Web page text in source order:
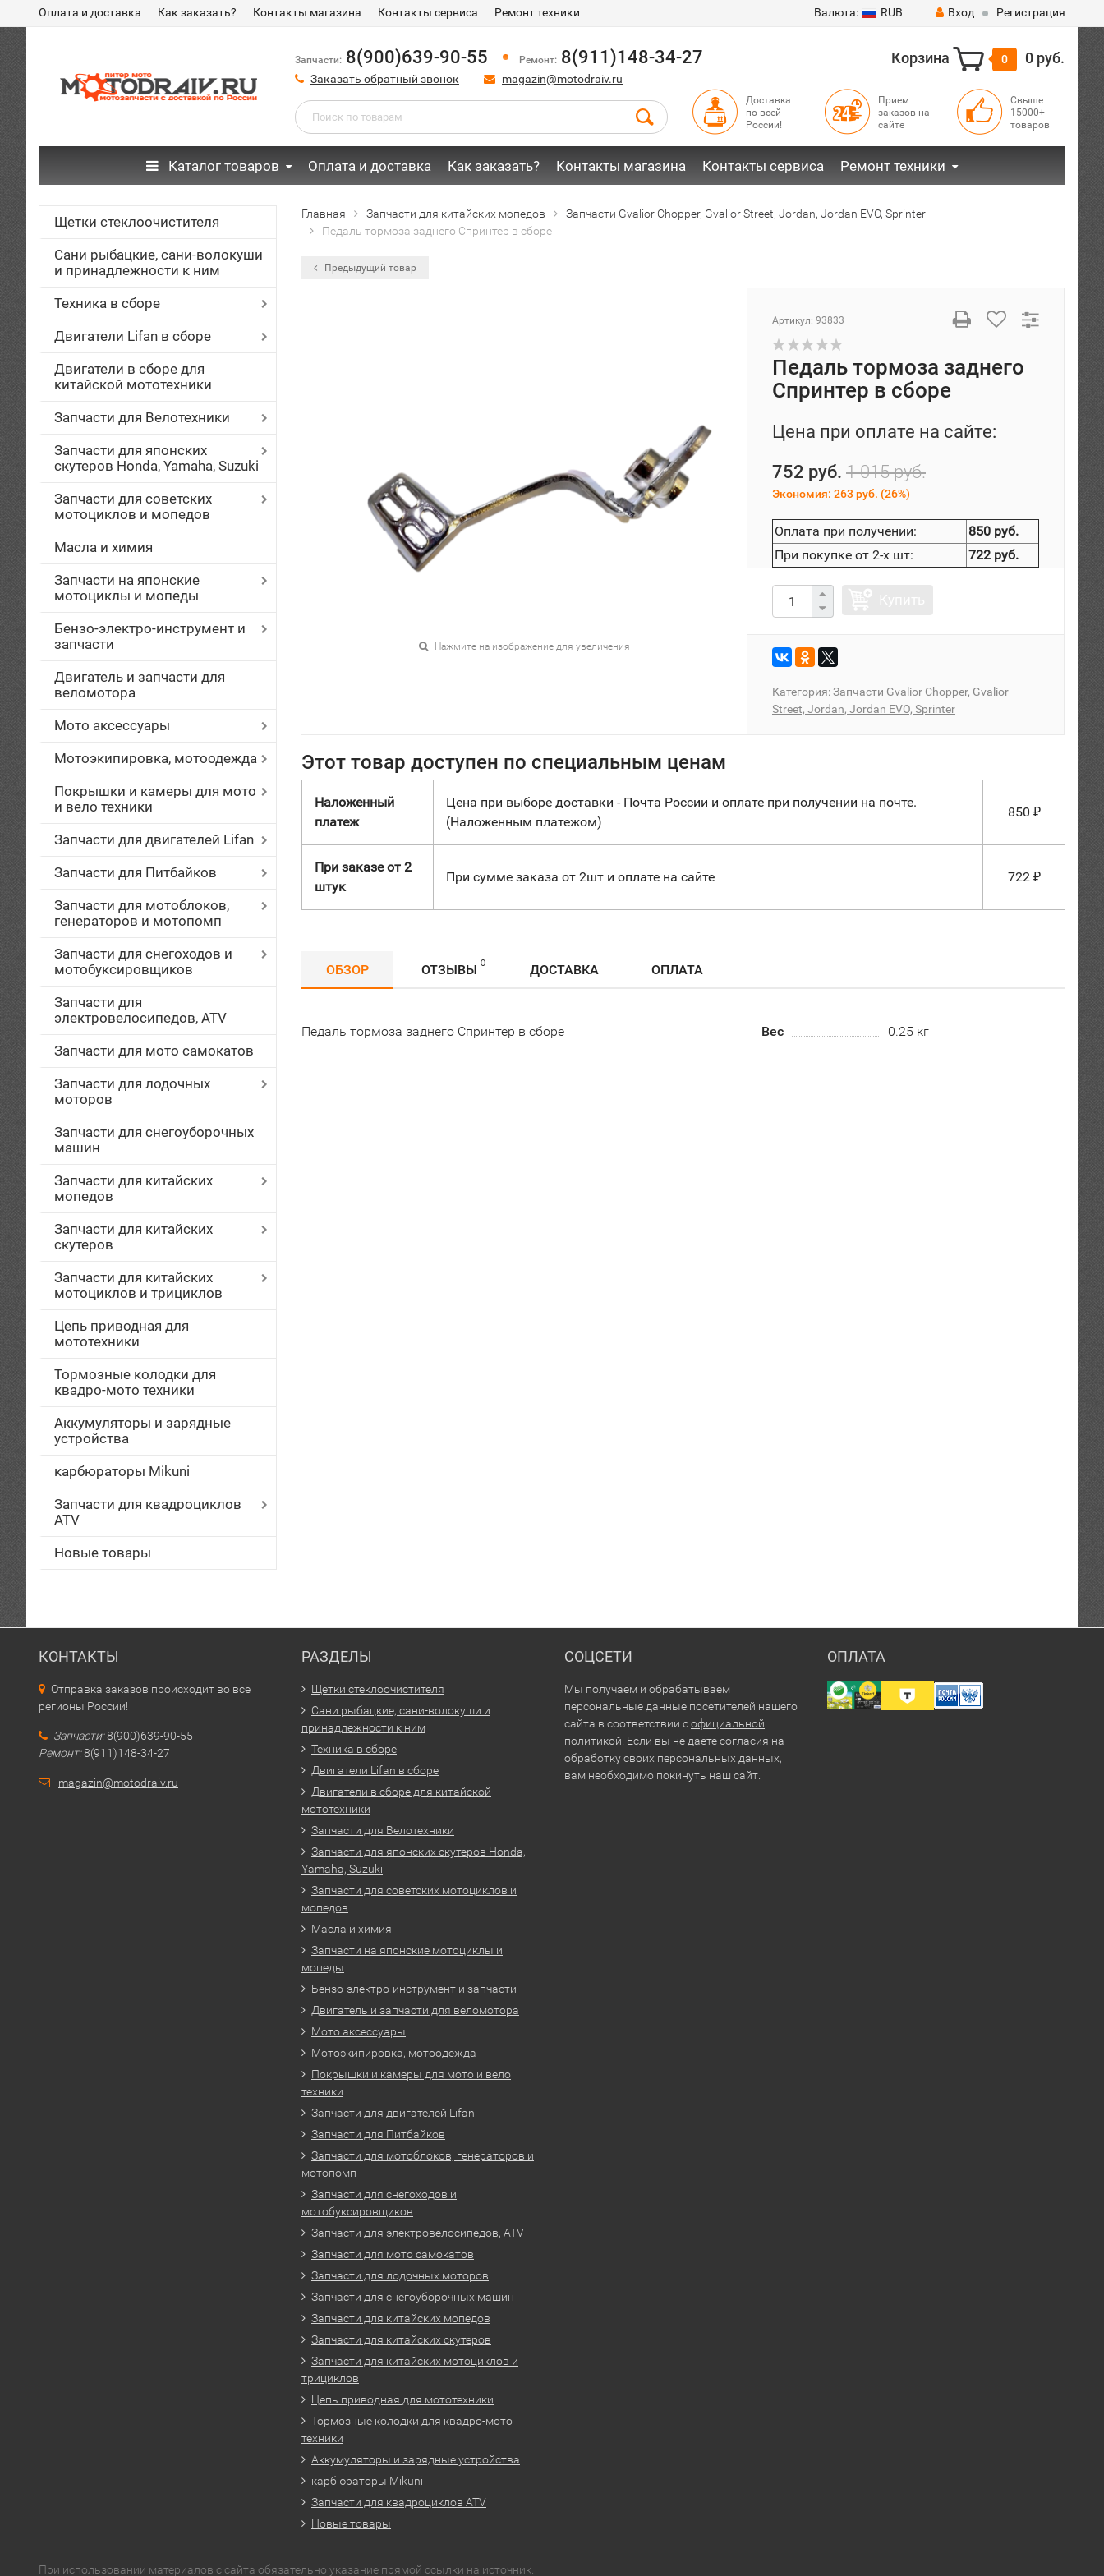
Оплата и доставка Как заказать? Контакты магазина Контакты сервиса Ремонт техники Валюта: RUB Вход Регистрация
Запчасти: 8(900)639-90-55 Ремонт: 8(911)148-34-27
Заказать обратный звонок magazin@motodraiv.ru
Корзина 0 0 руб.
Доставка
по всей
России!
Прием
заказов на
сайте
Свыше
15000+
товаров
Каталог товаров Оплата и доставка Как заказать? Контакты магазина Контакты сервиса Ремонт техники
Щетки стеклоочистителя
Сани рыбацкие, сани-волокуши
и принадлежности к ним
Техника в сборе
Двигатели Lifan в сборе
Двигатели в сборе для
китайской мототехники
Запчасти для Велотехники
Запчасти для японских
скутеров Honda, Yamaha, Suzuki
Запчасти для советских
мотоциклов и мопедов
Масла и химия
Запчасти на японские
мотоциклы и мопеды
Бензо-электро-инструмент и
запчасти
Двигатель и запчасти для
веломотора
Мото аксессуары
Мотоэкипировка, мотоодежда
Покрышки и камеры для мото
и вело техники
Запчасти для двигателей Lifan
Запчасти для Питбайков
Запчасти для мотоблоков,
генераторов и мотопомп
Запчасти для снегоходов и
мотобуксировщиков
Запчасти для
электровелосипедов, ATV
Запчасти для мото самокатов
Запчасти для лодочных
моторов
Запчасти для снегоуборочных
машин
Запчасти для китайских
мопедов
Запчасти для китайских
скутеров
Запчасти для китайских
мотоциклов и трициклов
Цепь приводная для
мототехники
Тормозные колодки для
квадро-мото техники
Аккумуляторы и зарядные
устройства
карбюраторы Mikuni
Запчасти для квадроциклов
ATV
Новые товары
Главная Запчасти для китайских мопедов
Запчасти Gvalior Chopper, Gvalior Street, Jordan, Jordan EVO, Sprinter
Педаль тормоза заднего Спринтер в сборе
Предыдущий товар
Нажмите на изображение для увеличения
Артикул: 93833
Педаль тормоза заднего
Спринтер в сборе
Цена при оплате на сайте:
752 руб. 1 015 руб.
Экономия: 263 руб. (26%)
Оплата при получении:
850 руб.
При покупке от 2-х шт:
722 руб.
Категория:Запчасти Gvalior Chopper, Gvalior
Street, Jordan, Jordan EVO, Sprinter
Этот товар доступен по специальным ценам
Наложенный
платеж
Цена при выборе доставки - Почта России и оплате при получении на почте.
(Наложенным платежом)
850 ₽
При заказе от 2
штук
При сумме заказа от 2шт и оплате на сайте 722 ₽
ОБЗОР ОТЗЫВЫ 0 ДОСТАВКА ОПЛАТА
Педаль тормоза заднего Спринтер в сборе Вес 0.25 кг
КОНТАКТЫ
Отправка заказов происходит во все
регионы России!
Запчасти:8(900)639-90-55
Ремонт:8(911)148-34-27
magazin@motodraiv.ru
РАЗДЕЛЫ
Щетки стеклоочистителя
Сани рыбацкие, сани-волокуши и
принадлежности к ним
Техника в сборе
Двигатели Lifan в сборе
Двигатели в сборе для китайской
мототехники
Запчасти для Велотехники
Запчасти для японских скутеров Honda,
Yamaha, Suzuki
Запчасти для советских мотоциклов и
мопедов
Масла и химия
Запчасти на японские мотоциклы и
мопеды
Бензо-электро-инструмент и запчасти
Двигатель и запчасти для веломотора
Мото аксессуары
Мотоэкипировка, мотоодежда
Покрышки и камеры для мото и вело
техники
Запчасти для двигателей Lifan
Запчасти для Питбайков
Запчасти для мотоблоков, генераторов и
мотопомп
Запчасти для снегоходов и
мотобуксировщиков
Запчасти для электровелосипедов, ATV
Запчасти для мото самокатов
Запчасти для лодочных моторов
Запчасти для снегоуборочных машин
Запчасти для китайских мопедов
Запчасти для китайских скутеров
Запчасти для китайских мотоциклов и
трициклов
Цепь приводная для мототехники
Тормозные колодки для квадро-мото
техники
Аккумуляторы и зарядные устройства
карбюраторы Mikuni
Запчасти для квадроциклов ATV
Новые товары
СОЦСЕТИ
Мы получаем и обрабатываем
персональные данные посетителей нашего
сайта в соответствии софициальной
политикой . Если вы не даёте согласия на
обработку своих персональных данных,
вам необходимо покинуть наш сайт.
ОПЛАТА
При использовании материалов с сайта обязательно указание прямой ссылки на источник.